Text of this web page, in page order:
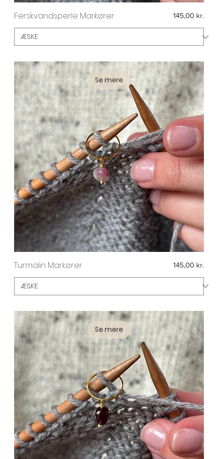
Ferskvandsperle Markører Pris
145,00 kr.
Se mere
Turmalin Markører Pris
145,00 kr.
Se mere